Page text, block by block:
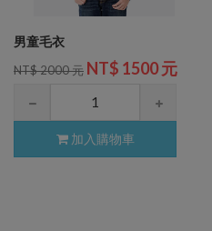
男童毛衣
NT$ 2000 元 NT$ 1500 元
加入購物車